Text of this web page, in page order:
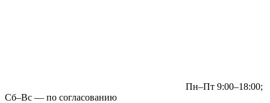
Пн–Пт 9:00–18:00;
Сб–Вс — по согласованию